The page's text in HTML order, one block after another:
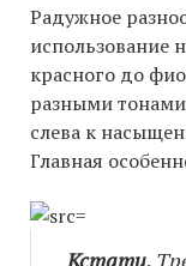
Радужное
использование
красного до
разными тонами
слева к
Главная
Кстати.